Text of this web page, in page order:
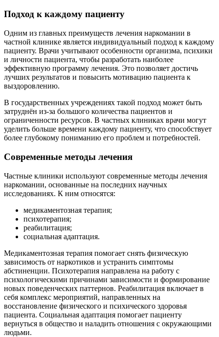
Подход к каждому пациенту
Одним из главных преимуществ лечения наркомании в
частной клинике является индивидуальный подход к каждому
пациенту. Врачи учитывают особенности организма, психики
и личности пациента, чтобы разработать наиболее
эффективную программу лечения. Это позволяет достичь
лучших результатов и повысить мотивацию пациента к
выздоровлению.
В государственных учреждениях такой подход может быть
затруднён из-за большого количества пациентов и
ограниченности ресурсов. В частных клиниках врачи могут
уделить больше времени каждому пациенту, что способствует
более глубокому пониманию его проблем и потребностей.
Современные методы лечения
Частные клиники используют современные методы лечения
наркомании, основанные на последних научных
исследованиях. К ним относятся:
медикаментозная терапия;
психотерапия;
реабилитация;
социальная адаптация.
Медикаментозная терапия помогает снять физическую
зависимость от наркотиков и устранить симптомы
абстиненции. Психотерапия направлена на работу с
психологическими причинами зависимости и формирование
новых поведенческих паттернов. Реабилитация включает в
себя комплекс мероприятий, направленных на
восстановление физического и психического здоровья
пациента. Социальная адаптация помогает пациенту
вернуться в общество и наладить отношения с окружающими
людьми.